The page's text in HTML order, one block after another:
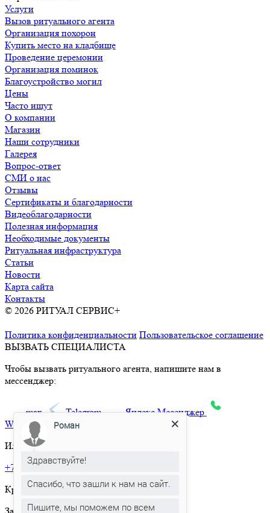
Услуги
Вызов ритуального агента
Организация похорон
Купить место на кладбище
Проведение церемонии
Организация поминок
Благоустройство могил
Цены
Часто ищут
О компании
Магазин
Наши сотрудники
Галерея
Вопрос-ответ
СМИ о нас
Отзывы
Сертификаты и благодарности
Видеоблагодарности
Полезная информация
Необходимые документы
Ритуальная инфраструктура
Статьи
Новости
Карта сайта
Контакты
© 2026 РИТУАЛ СЕРВИС+
Политика конфиденциальности Пользовательское соглашение
ВЫЗВАТЬ СПЕЦИАЛИСТА
Чтобы вызвать ритуального агента, напишите нам в
мессенджер:
max Telegram
Яндекс.Месенджер
What’sApp
Или позвоните по телефону:
+7 495 150-36-47
Круглосуточная горячая линия
Роман
Здравствуйте!
Спасибо, что зашли к нам на сайт.
Пишите, мы поможем по всем